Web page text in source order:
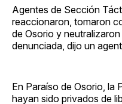
Agentes de Sección
reaccionaron, tomaron
de Osorio y
denunciada, dijo un
En Paraíso de Osorio, la
hayan sido privados de